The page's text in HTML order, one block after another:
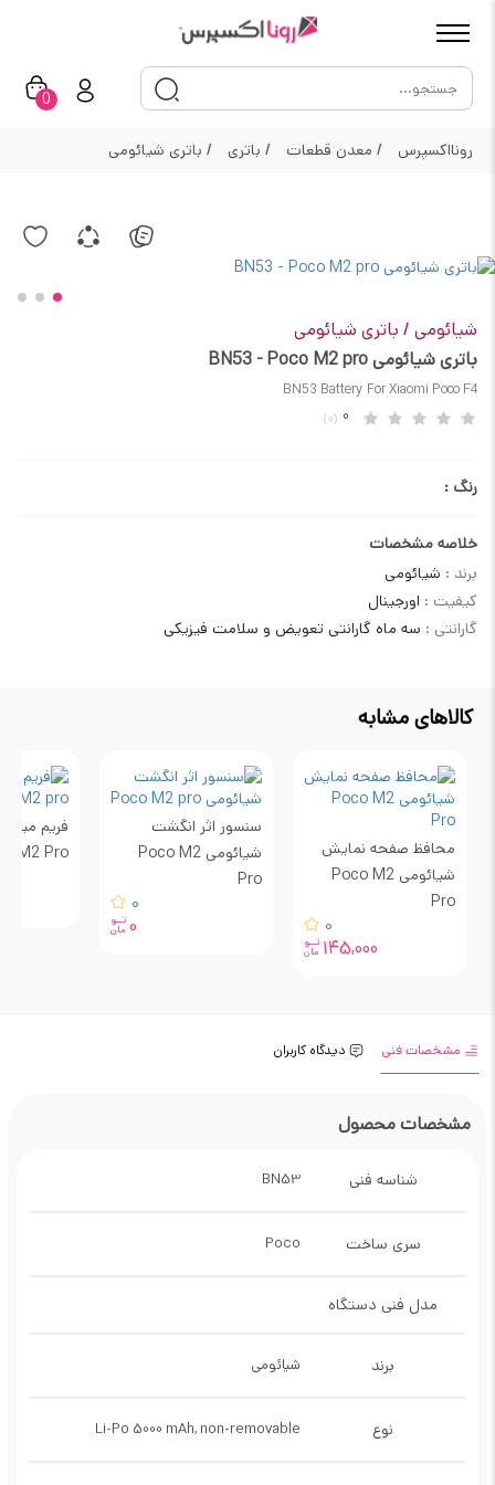
0
رونااکسپرس / معدن قطعات / باتری / باتری شیائومی
شیائومی / باتری شیائومی
باتری شیائومی BN53 - Poco M2 pro
BN53 Battery For Xiaomi Poco F4
0
(0)
رنگ :
خلاصه مشخصات
برند : شیائومی
کیفیت : اورجینال
گارانتی : سه ماه گارانتی تعویض و سلامت فیزیکی
کالاهای مشابه
محافظ صفحه نمایش
شیائومی Poco M2
Pro
0
تــو
مان 145,000
سنسور اثر انگشت
شیائومی Poco M2
Pro
0
تــو
مان 0
فریم
M2 Pro
مشخصات فنی دیدگاه کاربران
مشخصات محصول
شناسه فنی BN53
سری ساخت Poco
مدل فنی دستگاه
برند شیائومی
نوع Li-Po 5000 mAh, non-removable